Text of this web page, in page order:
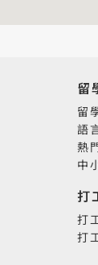
留
留
語
熱
中
打
打
打